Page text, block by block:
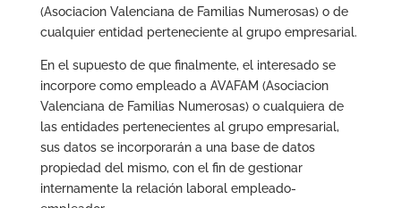
(Asociacion Valenciana de Familias Numerosas) o de
cualquier entidad perteneciente al grupo empresarial.
En el supuesto de que finalmente, el interesado se
incorpore como empleado a AVAFAM (Asociacion
Valenciana de Familias Numerosas) o cualquiera de
las entidades pertenecientes al grupo empresarial,
sus datos se incorporarán a una base de datos
propiedad del mismo, con el fin de gestionar
internamente la relación laboral empleado-